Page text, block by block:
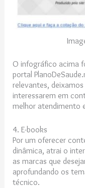
O infográfico acima
portal
relevantes,
interessarem em
melhor atendimento
4. E-books
Por um oferecer
dinâmica, atrai o
as marcas que
aprofundando os
técnico.